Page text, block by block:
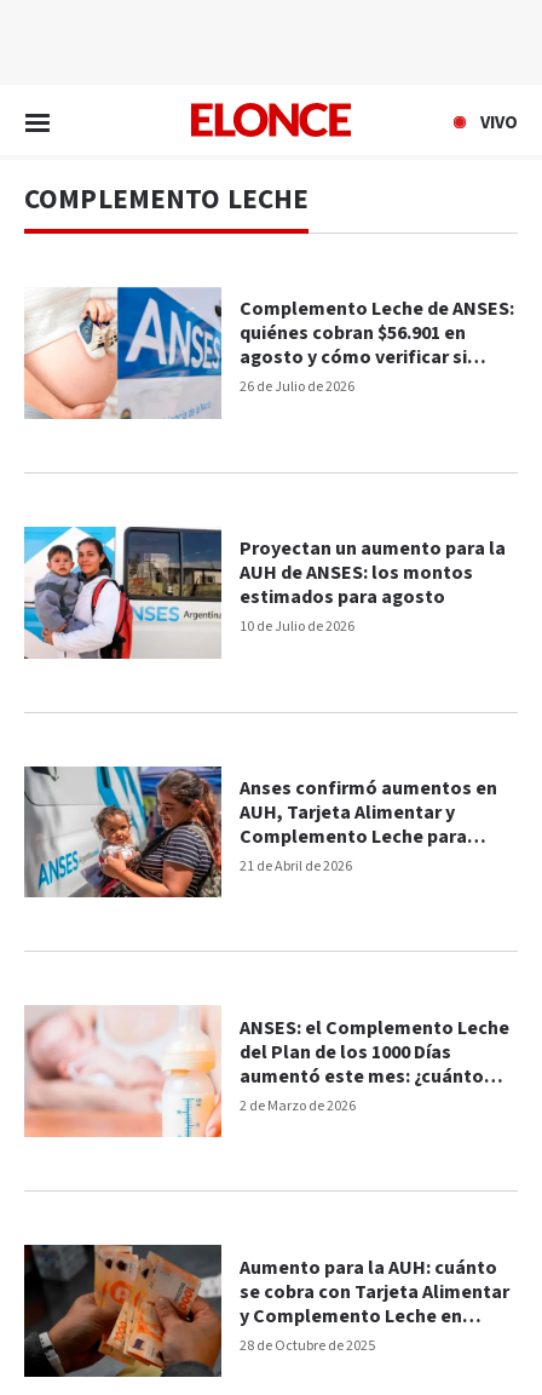
VIVO
COMPLEMENTO LECHE
26 de Julio de 2026
Complemento Leche de ANSES:
quiénes cobran $56.901 en
agosto y cómo verificar si
corresponde
10 de Julio de 2026
Proyectan un aumento para la
AUH de ANSES: los montos
estimados para agosto
21 de Abril de 2026
Anses confirmó aumentos en
AUH, Tarjeta Alimentar y
Complemento Leche para
mayo de 2026
2 de Marzo de 2026
ANSES: el Complemento Leche
del Plan de los 1000 Días
aumentó este mes: ¿cuánto
cobro?
28 de Octubre de 2025
Aumento para la AUH: cuánto
se cobra con Tarjeta Alimentar
y Complemento Leche en
noviembre